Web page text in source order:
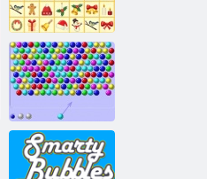
KrisMas
Mahjong
Bubble Shooter